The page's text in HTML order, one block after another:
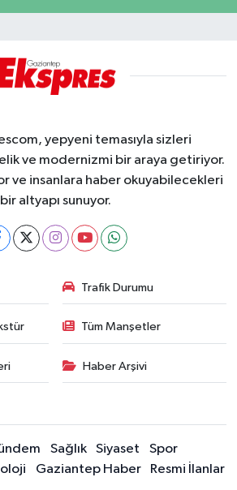
yepyeni temasıyla sizleri
ve modernizmi bir araya getiriyor.
ve insanlara haber okuyabilecekleri
bir altyapı sunuyor.
Trafik Durumu
Tüm Manşetler
Haber Arşivi
Sağlık Siyaset
Spor
Gaziantep Haber Resmi İlanlar